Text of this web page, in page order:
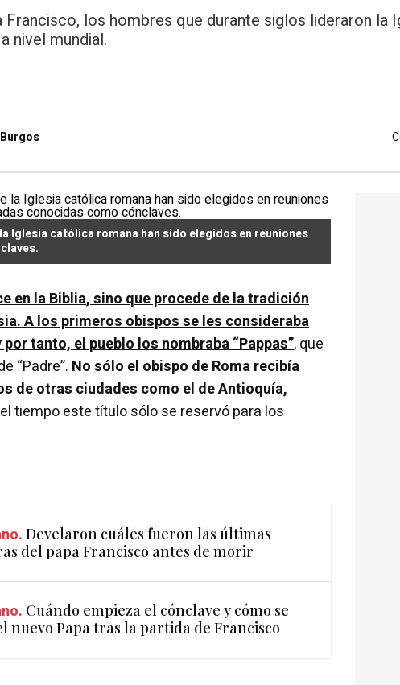
Francisco, los hombres que durante siglos lideraron la
nivel mundial.
Iglesia católica romana han sido elegidos en reuniones
en la Biblia, sino que procede de la tradición
. A los primeros obispos se les consideraba
tanto, el pueblo los nombraba “Pappas”, que
“Padre”. No sólo el obispo de Roma recibía
de otras ciudades como el de Antioquía,
tiempo este título sólo se reservó para los
Develaron cuáles fueron las últimas
del papa Francisco antes de morir
Cuándo empieza el cónclave y cómo se
nuevo Papa tras la partida de Francisco